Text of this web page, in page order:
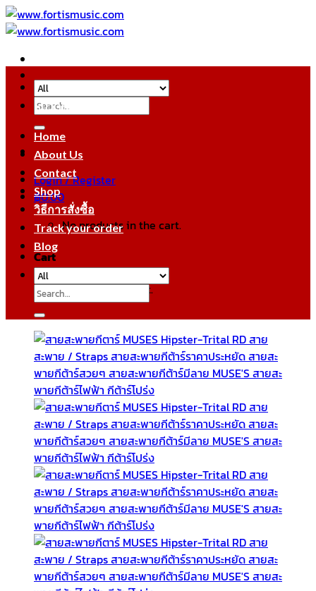
Skip
to
Search
for:
Login / Register
฿0.00
No products in the cart.
Cart
No products in the cart.
หมวดหมู่สินค้า
Home
About Us
Contact
Shop
วิธีการสั่งซื้อ
Track your order
Blog
Search
for: